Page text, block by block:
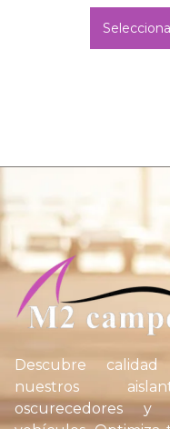
Descubre
nuestros
oscurecedores y